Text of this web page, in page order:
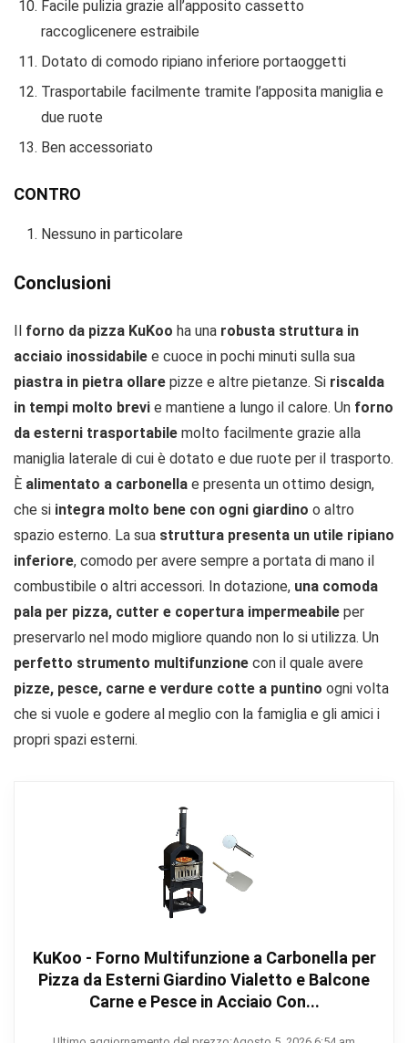
Facile pulizia grazie all’apposito cassetto
raccoglicenere estraibile
Dotato di comodo ripiano inferiore portaoggetti
Trasportabile facilmente tramite l’apposita maniglia e
due ruote
Ben accessoriato
CONTRO
Nessuno in particolare
Conclusioni
forno da pizza KuKoo ha una robusta struttura in
acciaio inossidabile e cuoce in pochi minuti sulla sua
piastra in pietra ollare pizze e altre pietanze. Si riscalda
in tempi molto brevi e mantiene a lungo il calore. Un forno
da esterni trasportabile molto facilmente grazie alla
maniglia laterale di cui è dotato e due ruote per il trasporto.
È alimentato a carbonella e presenta un ottimo design,
che si integra molto bene con ogni giardino o altro
spazio esterno. La sua struttura presenta un utile ripiano
inferiore, comodo per avere sempre a portata di mano il
combustibile o altri accessori. In dotazione, una comoda
pala per pizza, cutter e copertura impermeabile per
preservarlo nel modo migliore quando non lo si utilizza. Un
perfetto strumento multifunzione con il quale avere
pizze, pesce, carne e verdure cotte a puntino ogni volta
che si vuole e godere al meglio con la famiglia e gli amici i
propri spazi esterni.
KuKoo - Forno Multifunzione a Carbonella per
Pizza da Esterni Giardino Vialetto e Balcone
Carne e Pesce in Acciaio Con...